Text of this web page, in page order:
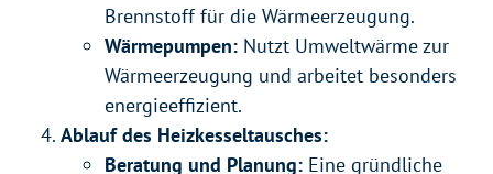
Brennstoff für die Wärmeerzeugung.
Wärmepumpen: Nutzt Umweltwärme zur
Wärmeerzeugung und arbeitet besonders
energieeffizient.
Ablauf des Heizkesseltausches:
Beratung und Planung: Eine gründliche